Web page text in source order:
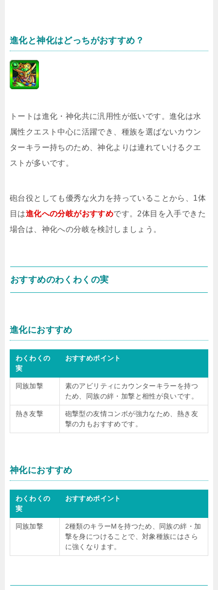
進化と神化はどっちがおすすめ？
トートは進化・神化共に汎用性が低いです。進化は水
属性クエスト中心に活躍でき、種族を選ばないカウン
ターキラー持ちのため、神化よりは連れていけるクエ
ストが多いです。
砲台役としても優秀な火力を持っていることから、1体
目は進化への分岐がおすすめです。2体目を入手できた
場合は、神化への分岐を検討しましょう。
おすすめのわくわくの実
進化におすすめ
わくわくの
実
おすすめポイント
同族加撃
素のアビリティにカウンターキラーを持つ
ため、同族の絆・加撃と相性が良いです。
熱き友撃
砲撃型の友情コンボが強力なため、熱き友
撃の力もおすすめです。
神化におすすめ
わくわくの
実
おすすめポイント
同族加撃
2種類のキラーMを持つため、同族の絆・加
撃を身につけることで、対象種族にはさら
に強くなります。